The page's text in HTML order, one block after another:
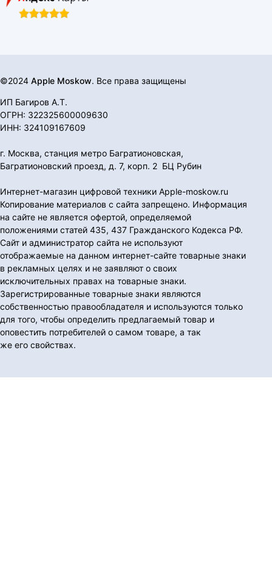
©2024 Apple Moskow. Все права защищены
ИП Багиров А.Т.
ОГРН: 322325600009630
ИНН: 324109167609
г. Москва, станция метро Багратионовская,
Багратионовский проезд, д. 7, корп. 2 БЦ Рубин
Интернет-магазин цифровой техники Apple-moskow.ru
Копирование материалов с сайта запрещено. Информация
на сайте не является офертой, определяемой
положениями статей 435, 437 Гражданского Кодекса РФ.
Сайт и администратор сайта не используют
отображаемые на данном интернет-сайте товарные знаки
в рекламных целях и не заявляют о своих
исключительных правах на товарные знаки.
Зарегистрированные товарные знаки являются
собственностью правообладателя и используются только
для того, чтобы определить предлагаемый товар и
оповестить потребителей о самом товаре, а так
же его свойствах.